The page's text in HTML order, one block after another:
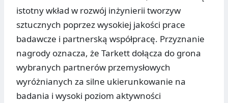
istotny wkład w rozwój inżynierii tworzyw
sztucznych poprzez wysokiej jakości prace
badawcze i partnerską współpracę. Przyznanie
nagrody oznacza, że Tarkett dołącza do grona
wybranych partnerów przemysłowych
wyróżnianych za silne ukierunkowanie na
badania i wysoki poziom aktywności